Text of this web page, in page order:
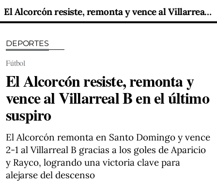
El Alcorcón resiste, remonta y vence al Villarreal B en el último suspiro
DEPORTES
Fútbol
El Alcorcón resiste, remonta y
vence al Villarreal B en el último
suspiro
El Alcorcón remonta en Santo Domingo y vence
2-1 al Villarreal B gracias a los goles de Aparicio
y Rayco, logrando una victoria clave para
alejarse del descenso